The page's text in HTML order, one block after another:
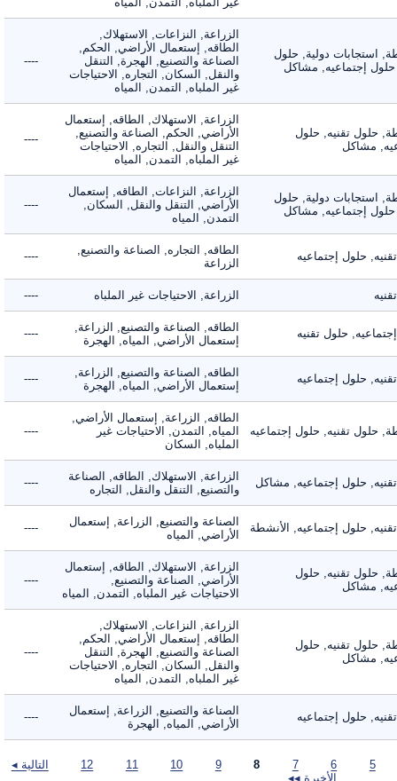
استجابات دولية, حلول
إجتماعيه, مشاكل
الزراعة, النزاعات, الاستهلاك,
الطاقه, إستعمال الأراضي, الحكم,
الصناعة والتصنيع, الهجرة, التنقل
والنقل, السكان, التجاره, الاحتياجات
غير الملباه, التمدن, المياه
----
حلول تقنيه, حلول
مشاكل
الزراعة, الاستهلاك, الطاقه, إستعمال
الأراضي, الحكم, الصناعة والتصنيع,
التنقل والنقل, التجاره, الاحتياجات
غير الملباه, التمدن, المياه
----
استجابات دولية, حلول
إجتماعيه, مشاكل
الزراعة, النزاعات, الطاقه, إستعمال
الأراضي, التنقل والنقل, السكان,
التمدن, المياه
----
حلول إجتماعيه
الطاقه, التجاره, الصناعة والتصنيع,
الزراعة
----
الزراعة, الاحتياجات غير الملباه ----
حلول تقنيه
الطاقه, الصناعة والتصنيع, الزراعة,
إستعمال الأراضي, المياه, الهجرة
----
حلول إجتماعيه
الطاقه, الصناعة والتصنيع, الزراعة,
إستعمال الأراضي, المياه, الهجرة
----
حلول تقنيه, حلول إجتماعيه
الطاقه, الزراعة, إستعمال الأراضي,
المياه, التمدن, الاحتياجات غير
الملباه, السكان
----
حلول إجتماعيه, مشاكل
الزراعة, الاستهلاك, الطاقه, الصناعة
والتصنيع, التنقل والنقل, التجاره
----
حلول إجتماعيه, الأنشطة
الصناعة والتصنيع, الزراعة, إستعمال
الأراضي, المياه
----
حلول تقنيه, حلول
مشاكل
الزراعة, الاستهلاك, الطاقه, إستعمال
الأراضي, الصناعة والتصنيع,
الاحتياجات غير الملباه, التمدن, المياه
----
حلول تقنيه, حلول
مشاكل
الزراعة, النزاعات, الاستهلاك,
الطاقه, إستعمال الأراضي, الحكم,
الصناعة والتصنيع, الهجرة, التنقل
والنقل, السكان, التجاره, الاحتياجات
غير الملباه, التمدن, المياه
----
حلول إجتماعيه
الصناعة والتصنيع, الزراعة, إستعمال
الأراضي, المياه, الهجرة
----
التالية ◂
الأخيرة ◂◂